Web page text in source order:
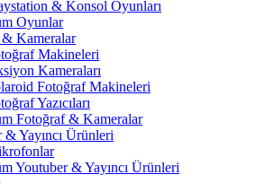
& Konsol Oyunları
Oyunlar
Kameralar
Makineleri
Kameraları
Fotoğraf Makineleri
Yazıcıları
Fotoğraf & Kameralar
& Yayıncı Ürünleri
Youtuber & Yayıncı Ürünleri